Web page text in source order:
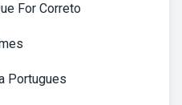
For Correto
Portugues